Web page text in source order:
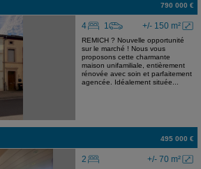
790 000 €
+/- 150 m²
4 1
REMICH ? Nouvelle opportunité
sur le marché ! Nous vous
proposons cette charmante
maison unifamiliale, entièrement
rénovée avec soin et parfaitement
agencée. Idéalement située...
495 000 €
+/- 70 m²
2